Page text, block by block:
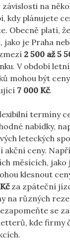
závislosti na
kdy plánujete
Obecně platí,
jako je Praha
2 500 až 5
V období
mohou být
7 000 Kč.
termíny
nabídky,
leteckých
akční ceny.
měsících, jako
klesnout
za zpáteční
na různých
se
kde firmy